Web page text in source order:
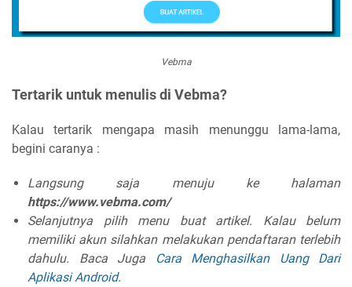
Vebma
Tertarik untuk menulis di Vebma?
Kalau tertarik mengapa masih menunggu lama-lama,
begini caranya :
Langsung saja menuju ke halaman
https://www.vebma.com/
Selanjutnya pilih menu buat artikel. Kalau belum
memiliki akun silahkan melakukan pendaftaran terlebih
dahulu. Baca Juga
Cara Menghasilkan Uang Dari
Aplikasi Android.